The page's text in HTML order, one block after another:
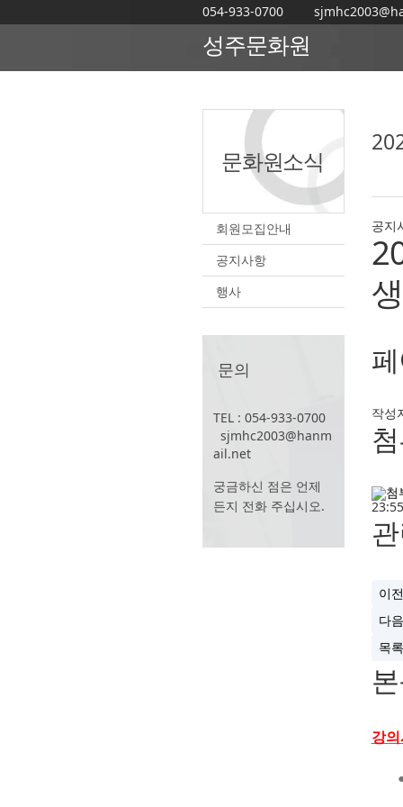
054-933-0700
성주문화원
문화원소식
회원모집안내
공지사항
행사
문의
TEL : 054-933-0700
sjmhc2003@hanm
ail.net
궁금하신 점은 언제
든지 전화 주십시오.
공지
작성
이
다
목록
강